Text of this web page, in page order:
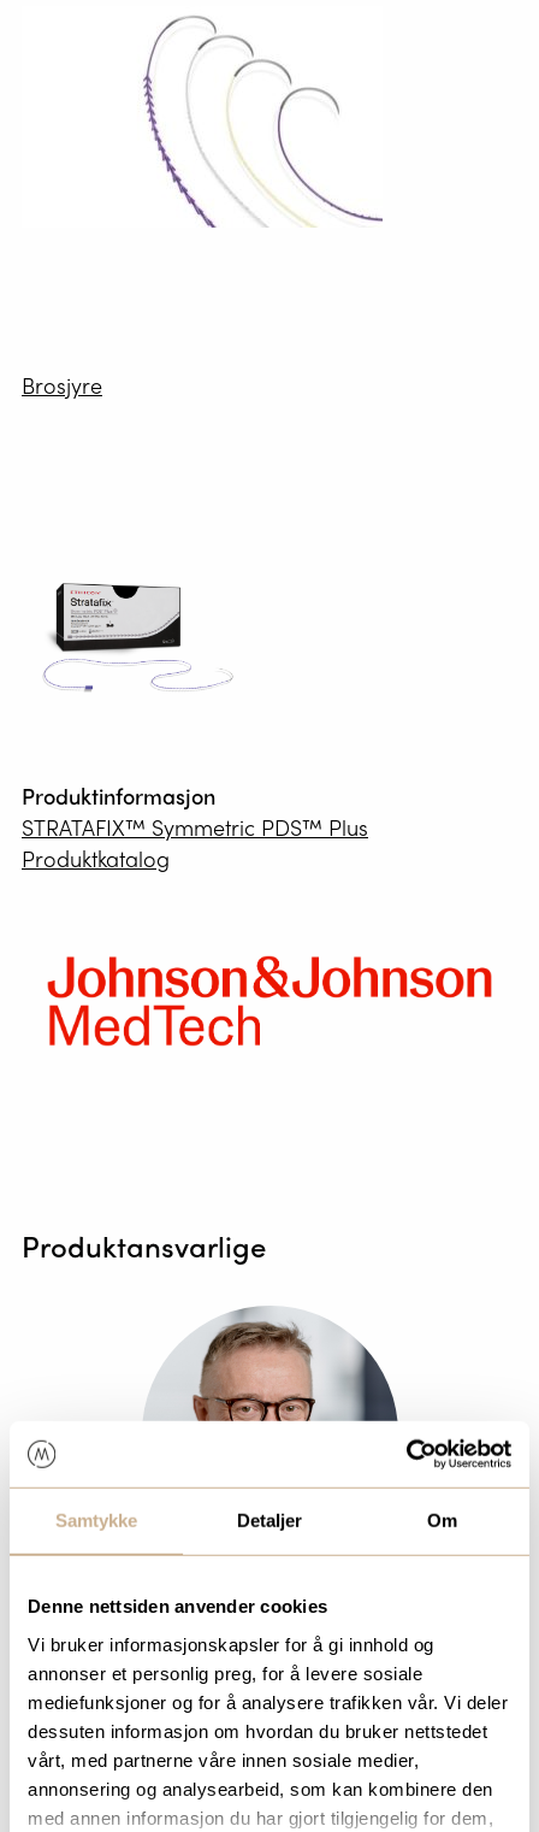
Samtykke Detaljer Om
Denne nettsiden anvender cookies
Vi bruker informasjonskapsler for å gi innhold og
annonser et personlig preg, for å levere sosiale
mediefunksjoner og for å analysere trafikken vår. Vi deler
dessuten informasjon om hvordan du bruker nettstedet
vårt, med partnerne våre innen sosiale medier,
annonsering og analysearbeid, som kan kombinere den
med annen informasjon du har gjort tilgjengelig for dem,
Brosjyre
Produktinformasjon
STRATAFIX™ Symmetric PDS™ Plus
Produktkatalog
Produktansvarlige
BJØRN FRODE RØYR
Produktspesialist Ethicon & Cerenovus
Mob:+47 974 21 234
bjorn.frode.royr@ortomedic.no